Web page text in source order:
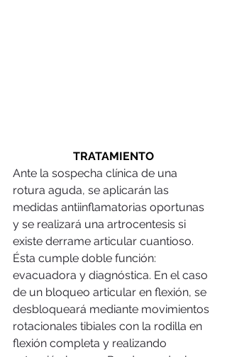
TRATAMIENTO
Ante la sospecha clínica de una
rotura aguda, se aplicarán las
medidas antiinflamatorias oportunas
y se realizará una artrocentesis si
existe derrame articular cuantioso.
Ésta cumple doble función:
evacuadora y diagnóstica. En el caso
de un bloqueo articular en flexión, se
desbloqueará mediante movimientos
rotacionales tibiales con la rodilla en
flexión completa y realizando